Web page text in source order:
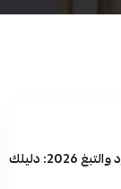
عطور بنوتة الجلود والتبغ 2026: دليلك